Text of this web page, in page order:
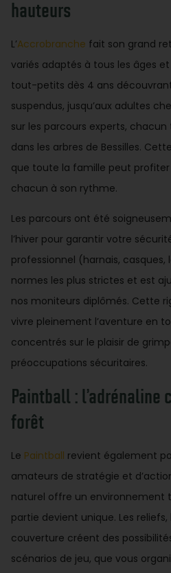
hauteurs
L’Accrobranche fait son grand
variés adaptés à tous les âges
tout-petits dès 4 ans
suspendus, jusqu’aux adultes
sur les parcours experts,
dans les arbres de Bessilles.
que toute la famille peut profiter
chacun à son rythme.
Les parcours ont été
l’hiver pour garantir votre
professionnel (harnais,
normes les plus strictes et est
nos moniteurs diplômés. Cette
vivre pleinement l’aventure en
concentrés sur le plaisir de
préoccupations sécuritaires.
Paintball :
forêt
Le Paintball revient également
amateurs de stratégie et
naturel offre un environnement
partie devient unique. Les
couverture créent des
scénarios de jeu, que vous